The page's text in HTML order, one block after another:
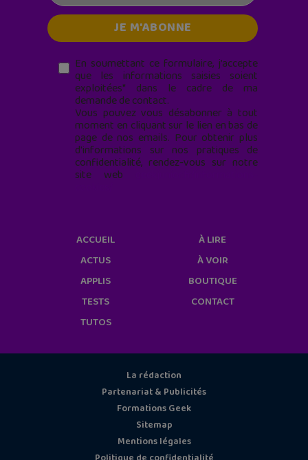
En soumettant ce formulaire, j’accepte
que les informations saisies soient
exploitées* dans le cadre de ma
demande de contact.
Vous pouvez vous désabonner à tout
moment en cliquant sur le lien en bas de
page de nos emails. Pour obtenir plus
d'informations sur nos pratiques de
confidentialité, rendez-vous sur notre
site web
ACCUEIL
ACTUS
APPLIS
TESTS
TUTOS
À LIRE
À VOIR
BOUTIQUE
CONTACT
La rédaction
Partenariat & Publicités
Formations Geek
Sitemap
Mentions légales